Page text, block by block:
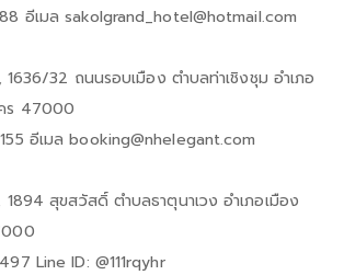
อีเมล sakolgrand_hotel@hotmail.com
32 ถนนรอบเมือง ตำบลท่าเชิงชุม อำเภอ
ร 47000
อีเมล booking@nhelegant.com
1894 สุขสวัสดิ์ ตำบลธาตุนาเวง อำเภอเมือง
Line ID: @111rqyhr